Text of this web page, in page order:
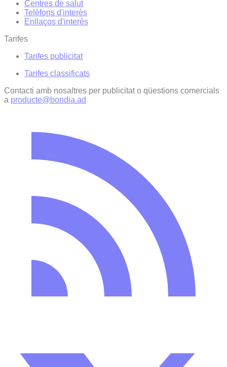
Centres de salut
Telèfons d'interès
Enllaços d'interés
Tarifes
Tarifes publicitat
Tarifes classificats
Contacti amb nosaltres per publicitat o qüestions comercials
a producte@bondia.ad